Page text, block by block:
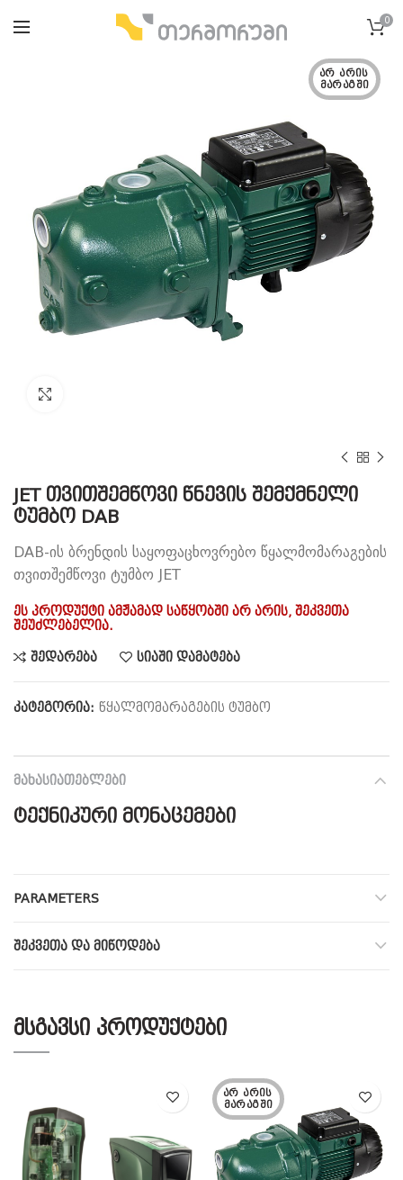
0
ᲐᲠ ᲐᲠᲘᲡ
ᲛᲐᲠᲐᲒᲨᲘ
JET თვითშემწოვი წნევის შემქმნელი
ტუმბო DAB
DAB-ის ბრენდის საყოფაცხოვრებო წყალმომარაგების
თვითშემწოვი ტუმბო JET
ეს პროდუქტი ამჟამად საწყობში არ არის, შეკვეთა
შეუძლებელია.
შედარება სიაში დამატება
კატეგორია: წყალმომარაგების ტუმბო
ᲛᲐᲮᲐᲡᲘᲐᲗᲔᲑᲚᲔᲑᲘ
ტექნიკური მონაცემები
PARAMETERS
ᲨᲔᲙᲕᲔᲗᲐ ᲓᲐ ᲛᲘᲬᲝᲓᲔᲑᲐ
ᲛᲡᲒᲐᲕᲡᲘ ᲞᲠᲝᲓᲣᲥᲢᲔᲑᲘ
ᲐᲠ ᲐᲠᲘᲡ
ᲛᲐᲠᲐᲒᲨᲘ